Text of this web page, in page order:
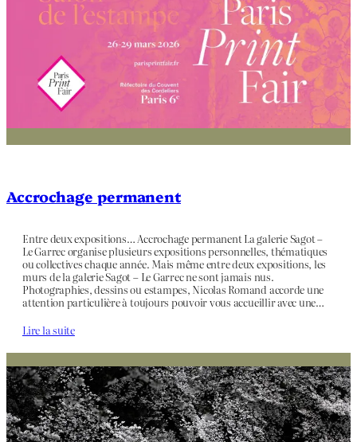
Accrochage permanent
Entre deux expositions… Accrochage permanent La galerie Sagot –
Le Garrec organise plusieurs expositions personnelles, thématiques
ou collectives chaque année. Mais même entre deux expositions, les
murs de la galerie Sagot – Le Garrec ne sont jamais nus.
Photographies, dessins ou estampes, Nicolas Romand accorde une
attention particulière à toujours pouvoir vous accueillir avec une…
Lire la suite